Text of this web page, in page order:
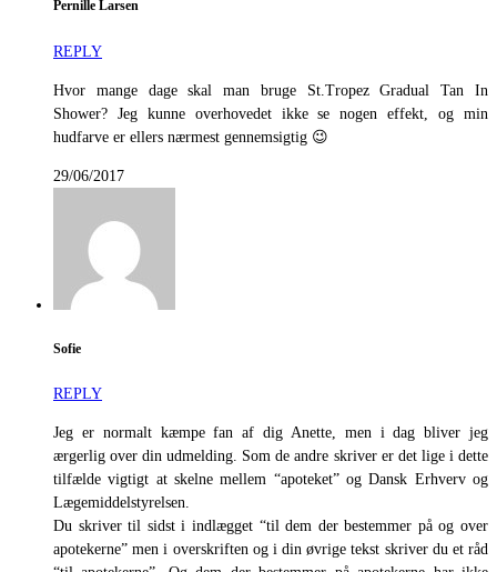
Pernille Larsen
REPLY
Hvor mange dage skal man bruge St.Tropez Gradual Tan In
Shower? Jeg kunne overhovedet ikke se nogen effekt, og min
hudfarve er ellers nærmest gennemsigtig 😉
29/06/2017
Sofie
REPLY
Jeg er normalt kæmpe fan af dig Anette, men i dag bliver jeg
ærgerlig over din udmelding. Som de andre skriver er det lige i dette
tilfælde vigtigt at skelne mellem “apoteket” og Dansk Erhverv og
Lægemiddelstyrelsen.
Du skriver til sidst i indlægget “til dem der bestemmer på og over
apotekerne” men i overskriften og i din øvrige tekst skriver du et råd